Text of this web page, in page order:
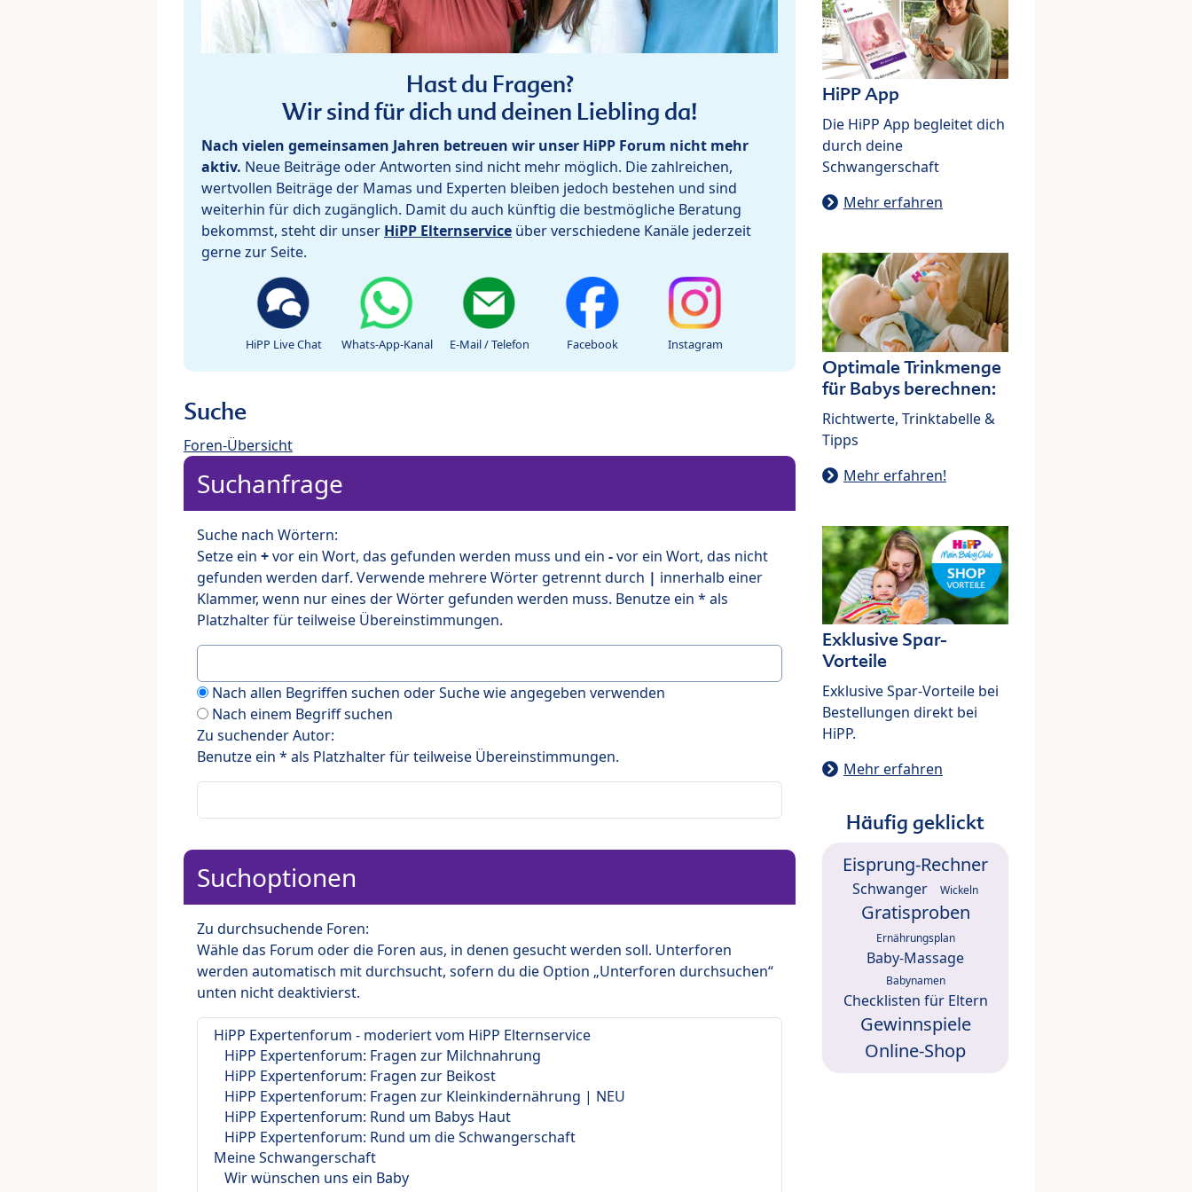
Hast du Fragen?
Wir sind für dich und deinen Liebling da!
Nach vielen gemeinsamen Jahren betreuen wir unser HiPP Forum nicht mehr
aktiv. Neue Beiträge oder Antworten sind nicht mehr möglich. Die zahlreichen,
wertvollen Beiträge der Mamas und Experten bleiben jedoch bestehen und sind
weiterhin für dich zugänglich. Damit du auch künftig die bestmögliche Beratung
bekommst, steht dir unser HiPP Elternservice über verschiedene Kanäle jederzeit
gerne zur Seite.
HiPP Live Chat Whats-App-Kanal E-Mail / Telefon Facebook Instagram
Suche
Foren-Übersicht
Suchanfrage
Suche nach Wörtern:
Setze ein +vor ein Wort, das gefunden werden muss und ein -vor ein Wort, das nicht
gefunden werden darf. Verwende mehrere Wörter getrennt durch | innerhalb einer
Klammer, wenn nur eines der Wörter gefunden werden muss. Benutze ein * als
Platzhalter für teilweise Übereinstimmungen.
Nach allen Begriffen suchen oder Suche wie angegeben verwenden
Nach einem Begriff suchen
Zu suchender Autor:
Benutze ein * als Platzhalter für teilweise Übereinstimmungen.
Suchoptionen
Zu durchsuchende Foren:
Wähle das Forum oder die Foren aus, in denen gesucht werden soll. Unterforen
werden automatisch mit durchsucht, sofern du die Option „Unterforen durchsuchen“
unten nicht deaktivierst.
HiPP App
Die HiPP App begleitet dich
durch deine
Schwangerschaft
Mehr erfahren
Optimale Trinkmenge
für Babys berechnen:
Richtwerte, Trinktabelle &
Tipps
Mehr erfahren!
Exklusive Spar-
Vorteile
Exklusive Spar-Vorteile bei
Bestellungen direkt bei
HiPP.
Mehr erfahren
Häufig geklickt
Eisprung-Rechner
Schwanger Wickeln
Gratisproben
Ernährungsplan
Baby-Massage
Babynamen
Checklisten für Eltern
Gewinnspiele
Online-Shop